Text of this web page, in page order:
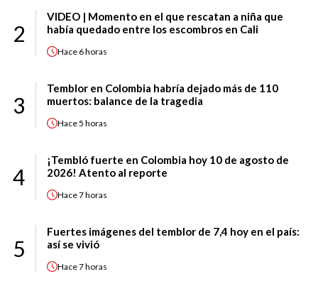
2
VIDEO | Momento en el que rescatan a niña que
había quedado entre los escombros en Cali
Hace 6 horas
3
Temblor en Colombia habría dejado más de 110
muertos: balance de la tragedia
Hace5 horas
4
¡Tembló fuerte en Colombia hoy 10 de agosto de
2026! Atento al reporte
Hace7 horas
5
Fuertes imágenes del temblor de 7,4 hoy en el país:
así se vivió
Hace7 horas